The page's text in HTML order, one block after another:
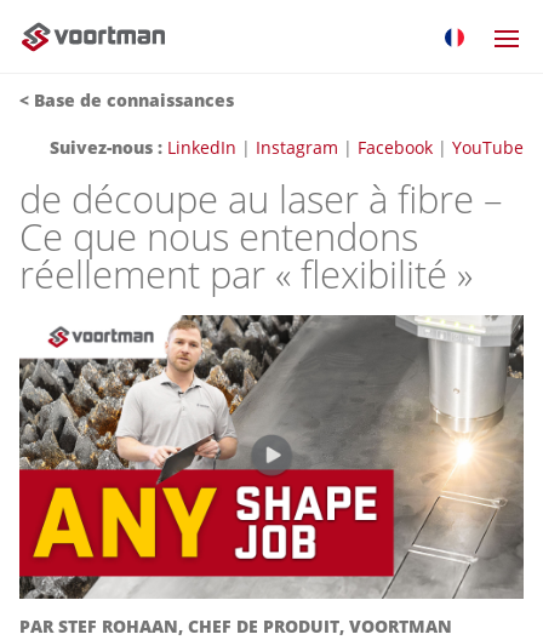
< Base de connaissances
Suivez-nous : LinkedIn | Instagram | Facebook | YouTube
de découpe au laser à fibre –
Ce que nous entendons
réellement par « flexibilité »
PAR STEF ROHAAN, CHEF DE PRODUIT, VOORTMAN